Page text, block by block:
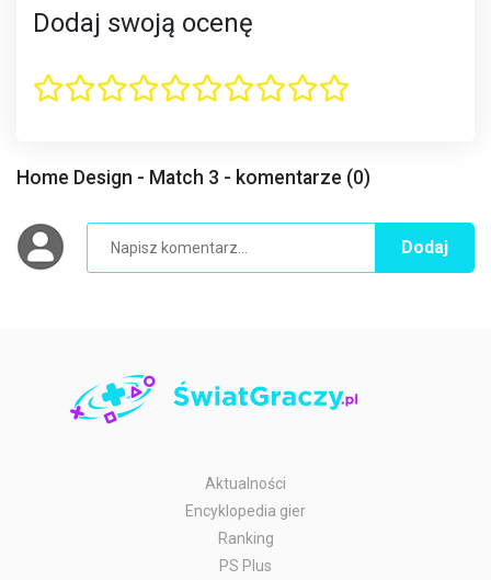
Dodaj swoją ocenę
Home Design - Match 3 - komentarze (0)
Dodaj
Aktualności
Encyklopedia gier
Ranking
PS Plus